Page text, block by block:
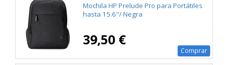
Mochila HP Prelude Pro para Portátiles
hasta 15.6"/ Negra
39,50 €
Comprar